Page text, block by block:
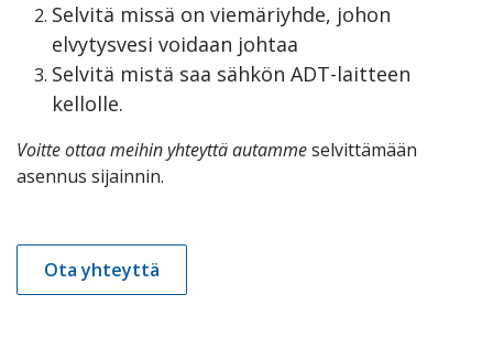
Selvitä missä on viemäriyhde, johon
elvytysvesi voidaan johtaa
Selvitä mistä saa sähkön ADT-laitteen
kellolle.
Voitte ottaa meihin yhteyttä autammeselvittämään
asennus sijainnin.
Ota yhteyttä